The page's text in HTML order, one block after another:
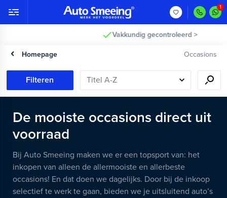
Vakkundig gecontroleerd >
Homepage Occasions
Filteren
De mooiste occasions direct uit
voorraad
Bij Auto Smeeing maken we er een topsport van: het
inkopen van alleen de allermooiste en allerbeste
occasions! En dat doen we dagelijks. Door bij de inkoop
selectief te werk te gaan, bieden we je uitsluitend auto’s